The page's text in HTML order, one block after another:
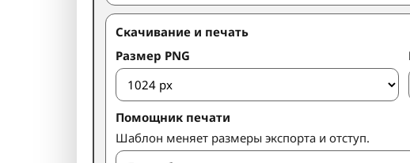
Скачивание и печать
Размер PNG
Помощник печати
Шаблон меняет размеры экспорта и отступ.